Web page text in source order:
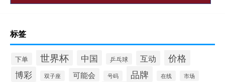
标签
下单 世界杯 中国 乒乓球 互动 价格
博彩 双子座 可能会 号码 品牌 在线 市场